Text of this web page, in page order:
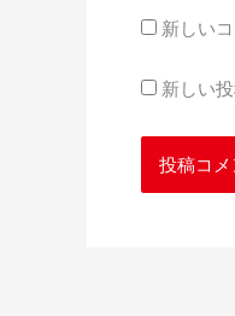
新しい
新しい